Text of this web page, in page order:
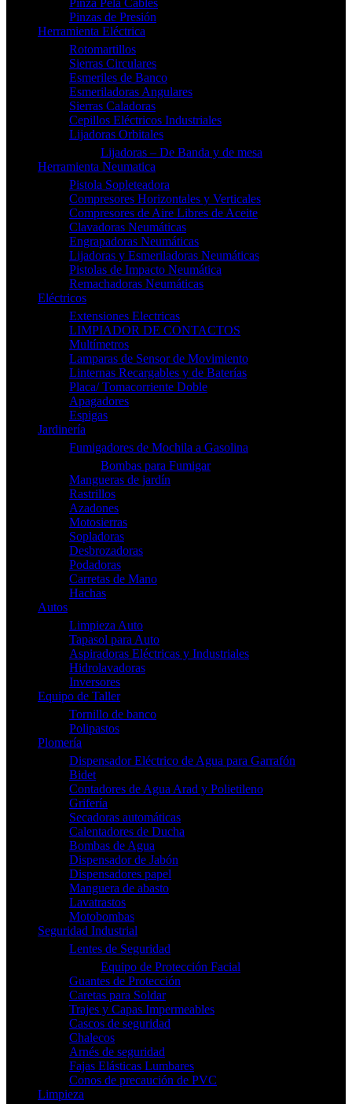
Pinza Pela Cables
Pinzas de Presión
Herramienta Eléctrica
Rotomartillos
Sierras Circulares
Esmeriles de Banco
Esmeriladoras Angulares
Sierras Caladoras
Cepillos Eléctricos Industriales
Lijadoras Orbitales
Lijadoras – De Banda y de mesa
Herramienta Neumatica
Pistola Sopleteadora
Compresores Horizontales y Verticales
Compresores de Aire Libres de Aceite
Clavadoras Neumáticas
Engrapadoras Neumáticas
Lijadoras y Esmeriladoras Neumáticas
Pistolas de Impacto Neumática
Remachadoras Neumáticas
Eléctricos
Extensiones Electricas
LIMPIADOR DE CONTACTOS
Multímetros
Lamparas de Sensor de Movimiento
Linternas Recargables y de Baterías
Placa/ Tomacorriente Doble
Apagadores
Espigas
Jardinería
Fumigadores de Mochila a Gasolina
Bombas para Fumigar
Mangueras de jardín
Rastrillos
Azadones
Motosierras
Sopladoras
Desbrozadoras
Podadoras
Carretas de Mano
Hachas
Autos
Limpieza Auto
Tapasol para Auto
Aspiradoras Eléctricas y Industriales
Hidrolavadoras
Inversores
Equipo de Taller
Tornillo de banco
Polipastos
Plomería
Dispensador Eléctrico de Agua para Garrafón
Bidet
Contadores de Agua Arad y Polietileno
Grifería
Secadoras automáticas
Calentadores de Ducha
Bombas de Agua
Dispensador de Jabón
Dispensadores papel
Manguera de abasto
Lavatrastos
Motobombas
Seguridad Industrial
Lentes de Seguridad
Equipo de Protección Facial
Guantes de Protección
Caretas para Soldar
Trajes y Capas Impermeables
Cascos de seguridad
Chalecos
Arnés de seguridad
Fajas Elásticas Lumbares
Conos de precaución de PVC
Limpieza